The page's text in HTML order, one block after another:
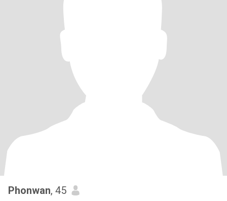
Phonwan, 45